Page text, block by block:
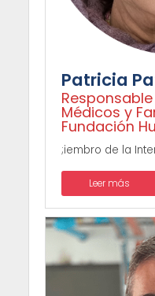
Patricia
Médicos y
Fundación
;iembro de la
Leer más